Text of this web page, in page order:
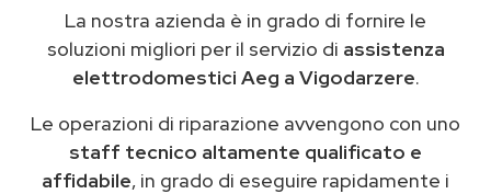
La nostra azienda è in grado di fornire le
soluzioni migliori per il servizio di assistenza
elettrodomestici Aeg a Vigodarzere.
Le operazioni di riparazione avvengono con uno
staff tecnico altamente qualificato e
affidabile, in grado di eseguire rapidamente i